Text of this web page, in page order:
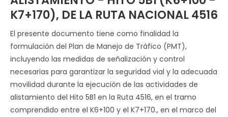
K7+170), DE LA RUTA NACIONAL 4516
El presente documento tiene como finalidad la
formulación del Plan de Manejo de Tráfico (PMT),
incluyendo las medidas de señalización y control
necesarias para garantizar la seguridad vial y la adecuada
movilidad durante la ejecución de las actividades de
alistamiento del Hito 5B1 en la Ruta 4516, en el tramo
comprendido entre el K6+100 y el K7+170., en el marco del